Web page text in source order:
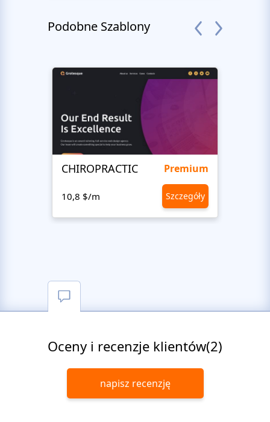
Podobne Szablony
CHIROPRACTIC Premium
10,8 $/m Szczegóły
Oceny i recenzje klientów(2)
napisz recenzję